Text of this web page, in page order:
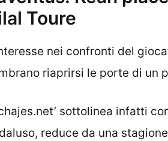
Toure
nei confronti del
riaprirsi le porte di un
sottolinea infatti
reduce da una